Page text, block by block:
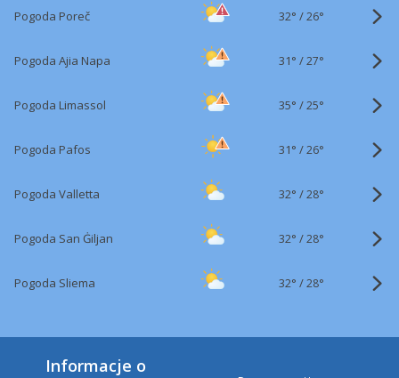
Pogoda Poreč 32° /26°
Pogoda Ajia Napa 31° /27°
Pogoda Limassol 35° /25°
Pogoda Pafos 31° /26°
Pogoda Valletta 32° /28°
Pogoda San Ġiljan 32° /28°
Pogoda Sliema 32° /28°
Informacje o